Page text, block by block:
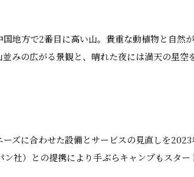
地方で2番目に高い山。貴重な動植物と自然
みの広がる景観と、晴れた夜には満天の星空
ズに合わせた設備とサービスの見直しを
社）との提携により手ぶらキャンプもスター